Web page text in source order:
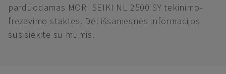
parduodamas MORI SEIKI NL 2500 SY tekinimo-
frezavimo stakles. Dėl išsamesnės informacijos
susisiekite su mumis.